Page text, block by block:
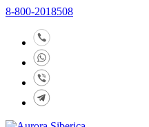
8-800-2018508